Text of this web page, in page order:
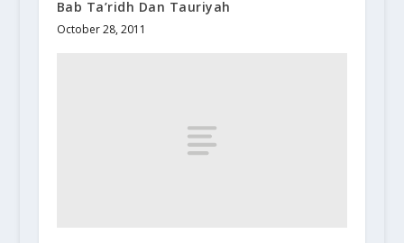
Bab Ta’ridh Dan Tauriyah
October 28, 2011